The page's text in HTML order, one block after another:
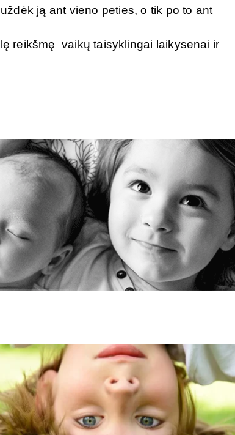
ją ant vieno peties, o tik po to ant
reikšmę vaikų taisyklingai laikysenai ir